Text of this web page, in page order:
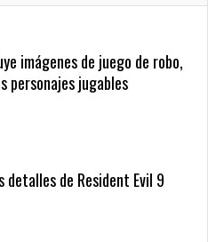
imágenes de juego de robo,
personajes jugables
de Resident Evil 9